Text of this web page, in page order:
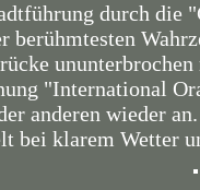
durch die
berühmtesten
"International
anderen wieder
bei klarem Wetter